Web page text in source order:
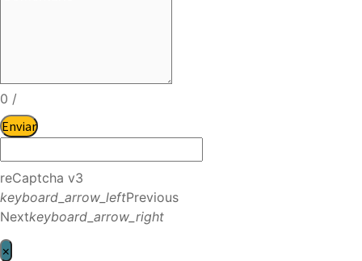
0 /
Enviar
reCaptcha v3
keyboard_arrow_leftPrevious
Nextkeyboard_arrow_right
×